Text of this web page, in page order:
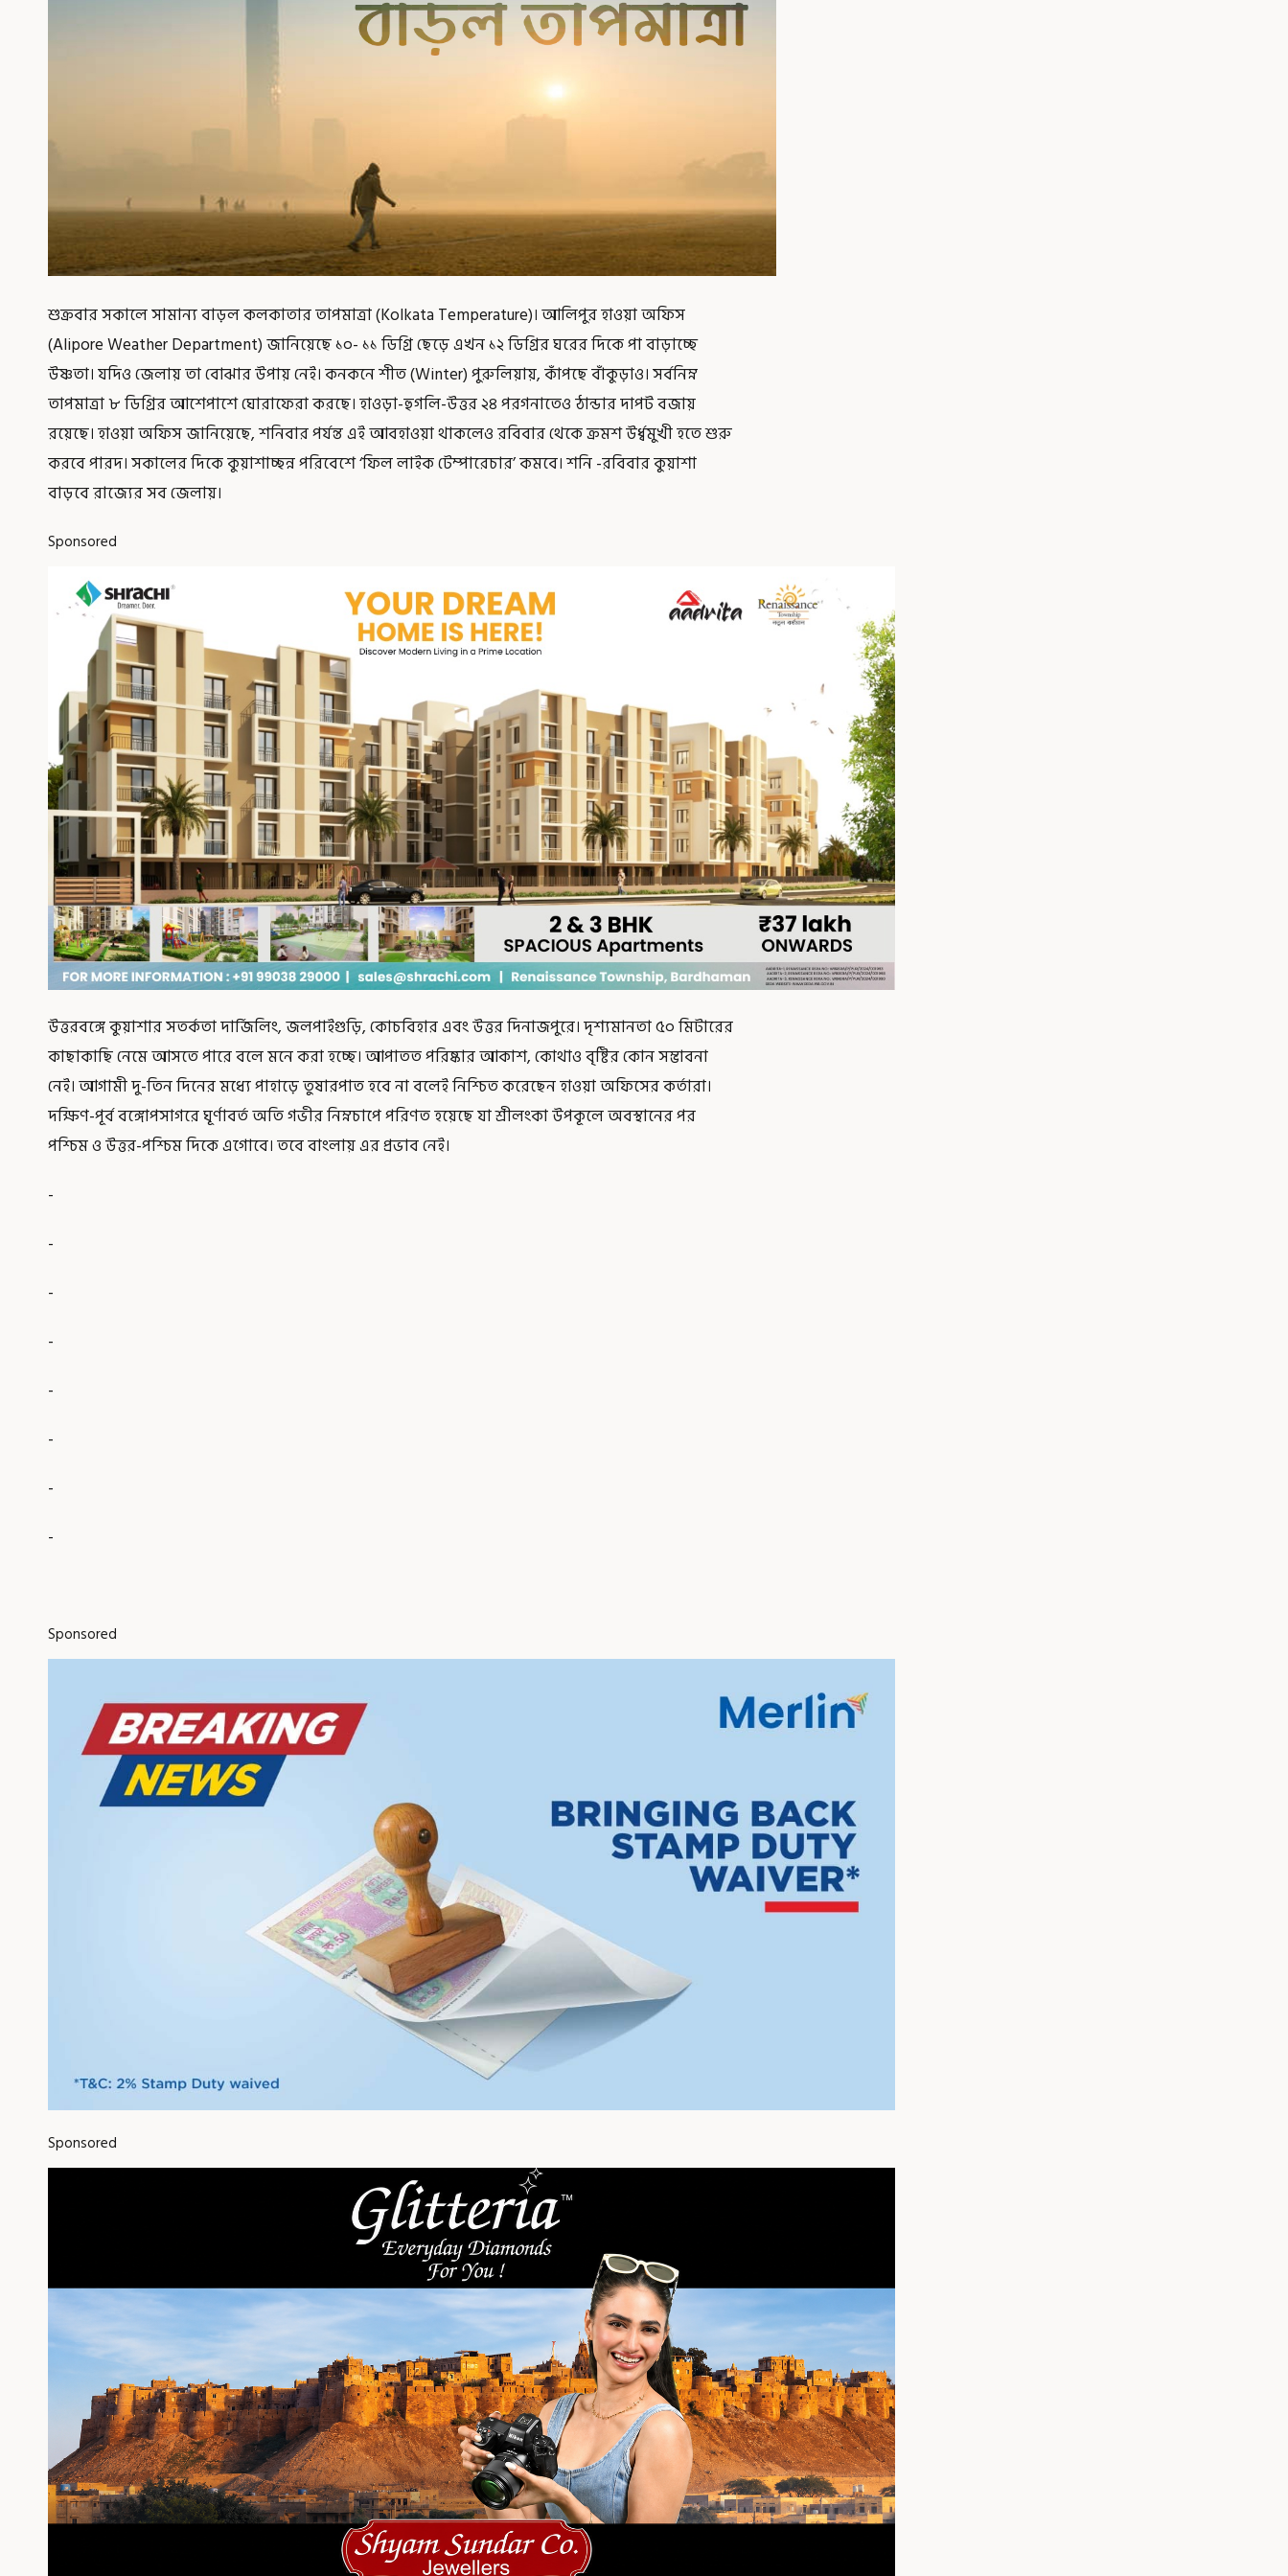
শুক্রবার সকালে সামান্য বাড়ল কলকাতার তাপমাত্রা (Kolkata Temperature)। আলিপুর হাওয়া অফিস
(Alipore Weather Department) জানিয়েছে ১০- ১১ ডিগ্রি ছেড়ে এখন ১২ ডিগ্রির ঘরের দিকে পা বাড়াচ্ছে
উষ্ণতা। যদিও জেলায় তা বোঝার উপায় নেই। কনকনে শীত (Winter) পুরুলিয়ায়, কাঁপছে বাঁকুড়াও। সর্বনিম্ন
তাপমাত্রা ৮ ডিগ্রির আশেপাশে ঘোরাফেরা করছে। হাওড়া-হুগলি-উত্তর ২৪ পরগনাতেও ঠান্ডার দাপট বজায়
রয়েছে। হাওয়া অফিস জানিয়েছে, শনিবার পর্যন্ত এই আবহাওয়া থাকলেও রবিবার থেকে ক্রমশ উর্ধ্বমুখী হতে শুরু
করবে পারদ। সকালের দিকে কুয়াশাচ্ছন্ন পরিবেশে ‘ফিল লাইক টেম্পারেচার’ কমবে। শনি -রবিবার কুয়াশা
বাড়বে রাজ্যের সব জেলায়।
Sponsored
উত্তরবঙ্গে কুয়াশার সতর্কতা দার্জিলিং, জলপাইগুড়ি, কোচবিহার এবং উত্তর দিনাজপুরে। দৃশ্যমানতা ৫০ মিটারের
কাছাকাছি নেমে আসতে পারে বলে মনে করা হচ্ছে। আপাতত পরিষ্কার আকাশ, কোথাও বৃষ্টির কোন সম্ভাবনা
নেই। আগামী দু-তিন দিনের মধ্যে পাহাড়ে তুষারপাত হবে না বলেই নিশ্চিত করেছেন হাওয়া অফিসের কর্তারা।
দক্ষিণ-পূর্ব বঙ্গোপসাগরে ঘূর্ণাবর্ত অতি গভীর নিম্নচাপে পরিণত হয়েছে যা শ্রীলংকা উপকূলে অবস্থানের পর
পশ্চিম ও উত্তর-পশ্চিম দিকে এগোবে। তবে বাংলায় এর প্রভাব নেই।
-
-
-
-
-
-
-
-
Sponsored
Sponsored